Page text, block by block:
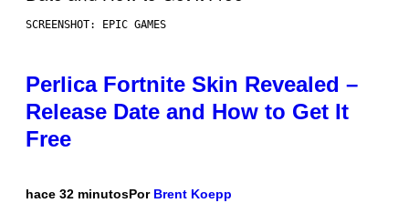
SCREENSHOT: EPIC GAMES
Perlica Fortnite Skin Revealed –
Release Date and How to Get It
Free
hace 32 minutosPor Brent Koepp